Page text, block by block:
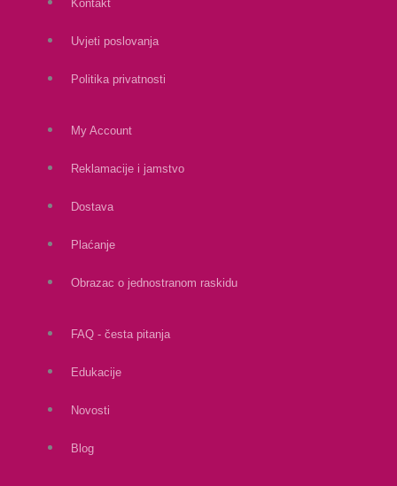
Kontakt
Uvjeti poslovanja
Politika privatnosti
My Account
Reklamacije i jamstvo
Dostava
Plaćanje
Obrazac o jednostranom raskidu
FAQ - česta pitanja
Edukacije
Novosti
Blog